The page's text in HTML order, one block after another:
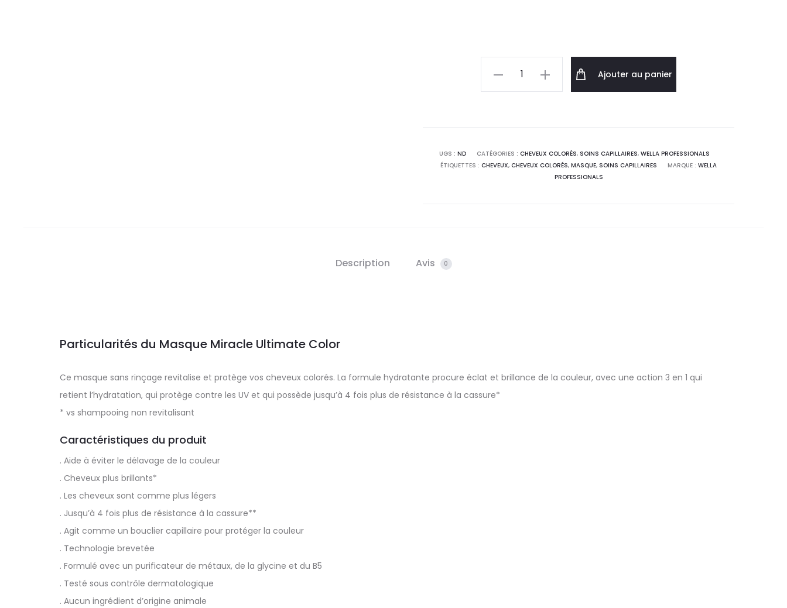
Ajouter au panier
UGS : ND CATÉGORIES : CHEVEUX COLORÉS, SOINS CAPILLAIRES, WELLA PROFESSIONALS
ÉTIQUETTES : CHEVEUX, CHEVEUX COLORÉS, MASQUE, SOINS CAPILLAIRES MARQUE : WELLA
PROFESSIONALS
Description Avis 0
Particularités du Masque Miracle Ultimate Color
Ce masque sans rinçage revitalise et protège vos cheveux colorés. La formule hydratante procure éclat et brillance de la couleur, avec une action 3 en 1 qui
retient l’hydratation, qui protège contre les UV et qui possède jusqu’à 4 fois plus de résistance à la cassure*
* vs shampooing non revitalisant
Caractéristiques du produit
. Aide à éviter le délavage de la couleur
. Cheveux plus brillants*
. Les cheveux sont comme plus légers
. Jusqu’à 4 fois plus de résistance à la cassure**
. Agit comme un bouclier capillaire pour protéger la couleur
. Technologie brevetée
. Formulé avec un purificateur de métaux, de la glycine et du B5
. Testé sous contrôle dermatologique
. Aucun ingrédient d’origine animale